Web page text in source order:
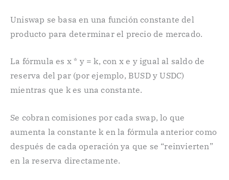
Uniswap se basa en una función constante del
producto para determinar el precio de mercado.
La fórmula es x * y = k, con x e y igual al saldo de
reserva del par (por ejemplo, BUSD y USDC)
mientras que k es una constante.
Se cobran comisiones por cada swap, lo que
aumenta la constante k en la fórmula anterior como
después de cada operación ya que se “reinvierten”
en la reserva directamente.